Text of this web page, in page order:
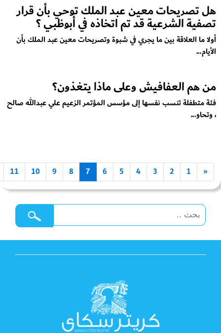
هل تصريحات معين عبد الملك توحي بأن قرار
تصفية الشرعية قد تم اتخاذه في أبوظبي ؟
أولا ما العلاقة بين ما يجري في شبوة وتصريحات معين عبد الملك بأن
الأيام...
من هم العفافيش وعلى ماذا يتغذون؟
فئة متطفلة تنسب نفسها إلى مؤسس المؤتمر الزعيم علي عبدالله صالح
، وتحاو...
«
1
2
3
4
5
6
7
8
9
10
11